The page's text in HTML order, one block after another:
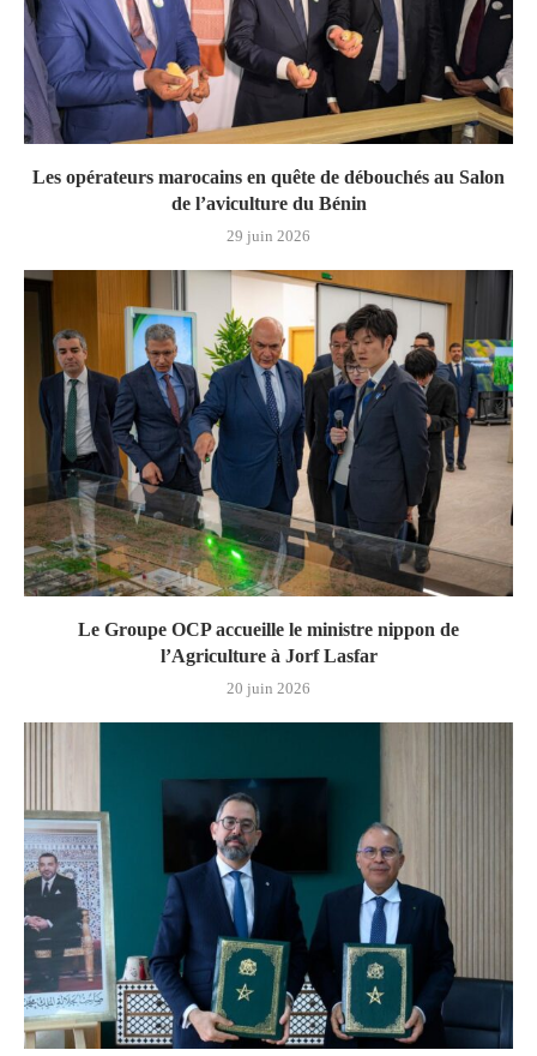
Les opérateurs marocains en quête de débouchés au Salon
de l’aviculture du Bénin
29 juin 2026
Le Groupe OCP accueille le ministre nippon de
l’Agriculture à Jorf Lasfar
20 juin 2026